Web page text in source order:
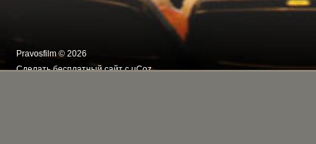
Pravosfilm © 2026
Сделатьбесплатный сайтсuCoz